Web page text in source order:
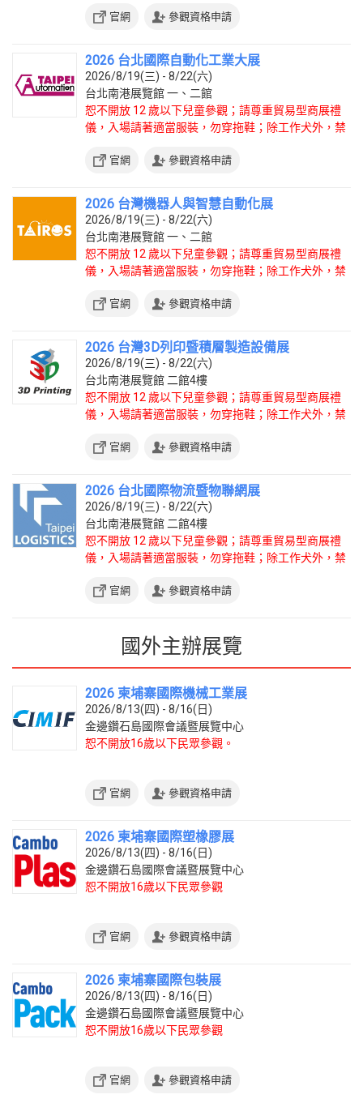
官網 參觀資格申請
2026 台北國際自動化工業大展
2026/8/19(三) - 8/22(六)
台北南港展覽館 一、二館
恕不開放 12 歲以下兒童參觀；請尊重貿易型商展禮
儀，入場請著適當服裝，勿穿拖鞋；除工作犬外，禁
官網 參觀資格申請
2026 台灣機器人與智慧自動化展
2026/8/19(三) - 8/22(六)
台北南港展覽館 一、二館
恕不開放 12 歲以下兒童參觀；請尊重貿易型商展禮
儀，入場請著適當服裝，勿穿拖鞋；除工作犬外，禁
官網 參觀資格申請
2026 台灣3D列印暨積層製造設備展
2026/8/19(三) - 8/22(六)
台北南港展覽館 二館4樓
恕不開放 12 歲以下兒童參觀；請尊重貿易型商展禮
儀，入場請著適當服裝，勿穿拖鞋；除工作犬外，禁
官網 參觀資格申請
2026 台北國際物流暨物聯網展
2026/8/19(三) - 8/22(六)
台北南港展覽館 二館4樓
恕不開放 12 歲以下兒童參觀；請尊重貿易型商展禮
儀，入場請著適當服裝，勿穿拖鞋；除工作犬外，禁
官網 參觀資格申請
國外主辦展覽
2026 柬埔寨國際機械工業展
2026/8/13(四) - 8/16(日)
金邊鑽石島國際會議暨展覽中心
恕不開放16歲以下民眾參觀。
官網 參觀資格申請
2026 柬埔寨國際塑橡膠展
2026/8/13(四) - 8/16(日)
金邊鑽石島國際會議暨展覽中心
恕不開放16歲以下民眾參觀
官網 參觀資格申請
2026 柬埔寨國際包裝展
2026/8/13(四) - 8/16(日)
金邊鑽石島國際會議暨展覽中心
恕不開放16歲以下民眾參觀
官網 參觀資格申請